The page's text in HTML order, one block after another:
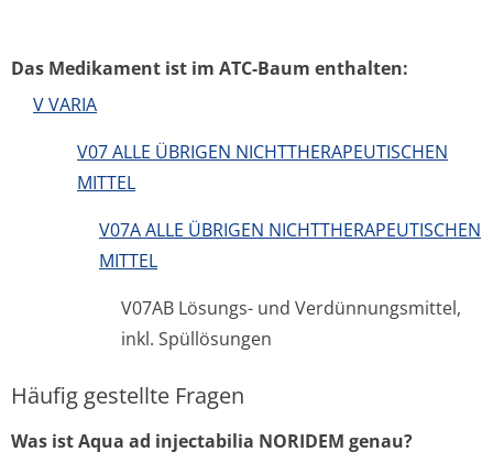
Das Medikament ist im ATC-Baum enthalten:
V VARIA
V07 ALLE ÜBRIGEN NICHTTHERAPEUTISCHEN
MITTEL
V07A ALLE ÜBRIGEN NICHTTHERAPEUTISCHEN
MITTEL
V07AB Lösungs- und Verdünnungsmittel,
inkl. Spüllösungen
Häufig gestellte Fragen
Was ist Aqua ad injectabilia NORIDEM genau?